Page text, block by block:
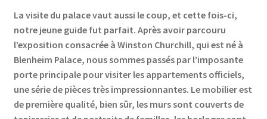
La visite du palace vaut aussi le coup, et cette fois-ci,
notre jeune guide fut parfait. Après avoir parcouru
l’exposition consacrée à Winston Churchill, qui est né à
Blenheim Palace, nous sommes passés par l’imposante
porte principale pour visiter les appartements officiels,
une série de pièces très impressionnantes. Le mobilier est
de première qualité, bien sûr, les murs sont couverts de